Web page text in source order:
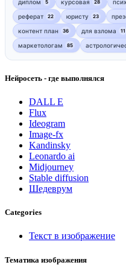
диплом 5 курсовая 28
реферат 22 юристу 23
контент план 36 для взлома 11
маркетологам 85
Нейросеть - где выполнялся
DALL E
Flux
Ideogram
Image-fx
Kandinsky
Leonardo ai
Midjourney
Stable diffusion
Шедеврум
Categories
Текст в изображение
Тематика изображения